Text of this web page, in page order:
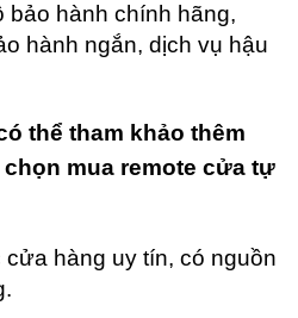
bảo hành chính hãng,
hành ngắn, dịch vụ hậu
thể tham khảo thêm
mua remote cửa tự
cửa hàng uy tín, có nguồn